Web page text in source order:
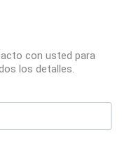
con usted para
los detalles.